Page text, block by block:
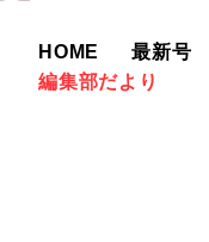
HOME 最新号
編集部だより